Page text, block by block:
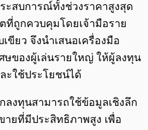
ะสบการณ์ทั้งช่วงราคาสูงสุด
ที่ถูกควบคุมโดยเจ้ามือราย
ขียว จึงนำเสนอเครื่องมือ
ษของผู้เล่นรายใหญ่ ให้ผู้ลงทุน
ะใช้ประโยชน์ได้
ลงทุนสามารถใช้ข้อมูลเชิงลึก
ยที่มีประสิทธิภาพสูง เพื่อ